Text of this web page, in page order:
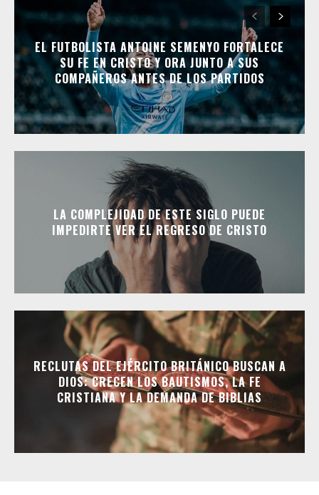
EL FUTBOLISTA ANTOINE SEMENYO FORTALECE
SU FE EN CRISTO Y ORA JUNTO A SUS
COMPAÑEROS ANTES DE LOS PARTIDOS
LA COMPLEJIDAD DE ESTE SIGLO PUEDE
IMPEDIRTE VER EL REGRESO DE CRISTO
RECLUTAS DEL EJÉRCITO BRITÁNICO BUSCAN A
DIOS: CRECEN LOS BAUTISMOS, LA FE
CRISTIANA Y LA DEMANDA DE BIBLIAS